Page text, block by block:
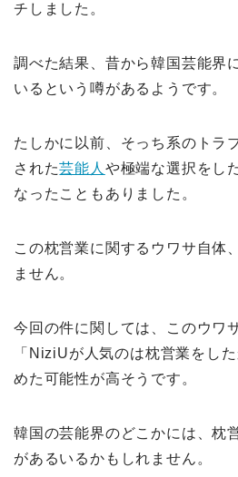
チしました。
調べた結果、昔から韓国芸能界
いるという噂があるようです。
たしかに以前、そっち系のトラ
された芸能人 や極端な選択をし
なったこともありました。
この枕営業に関するウワサ自体
ません。
今回の件に関しては、このウワ
「NiziUが人気のは枕営業をし
めた可能性が高そうです。
韓国の芸能界のどこかには、枕
があるいるかもしれません。